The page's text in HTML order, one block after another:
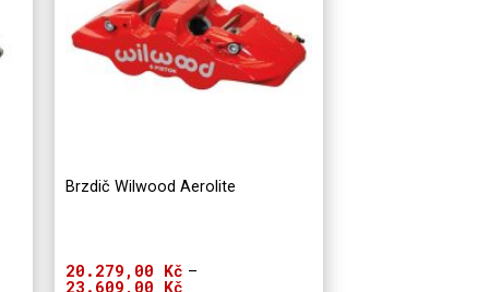
Brzdič Wilwood Aerolite
20.279,00 Kč –
23.609,00 KčRozpětí